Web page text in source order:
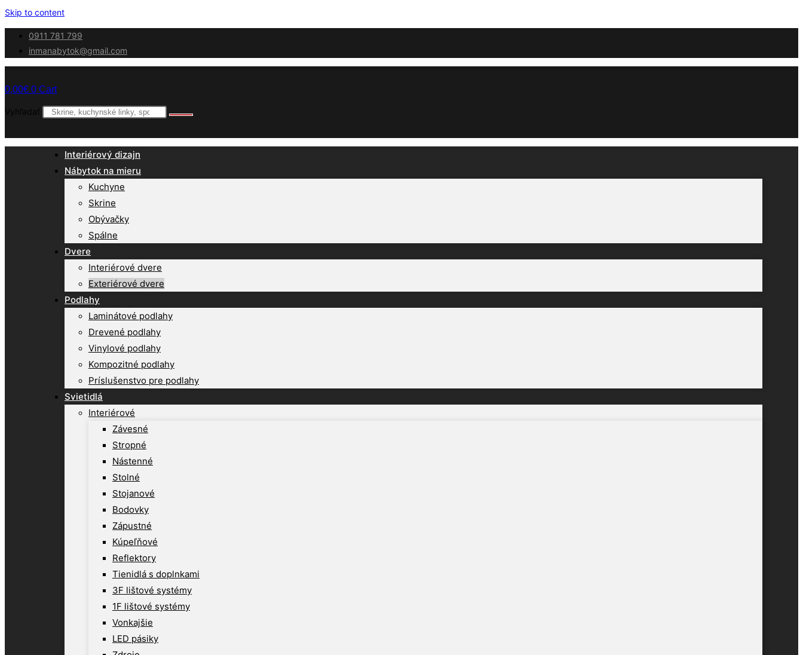
Skip to content
0911 781 799
inmanabytok@gmail.com
0,00€ 0 Cart
Vyhľadať
Interiérový dizajn
Nábytok na mieru
Kuchyne
Skrine
Obývačky
Spálne
Dvere
Interiérové dvere
Exteriérové dvere
Podlahy
Laminátové podlahy
Drevené podlahy
Vinylové podlahy
Kompozitné podlahy
Príslušenstvo pre podlahy
Svietidlá
Interiérové
Závesné
Stropné
Nástenné
Stolné
Stojanové
Bodovky
Zápustné
Kúpeľňové
Reflektory
Tienidlá s doplnkami
3F lištové systémy
1F lištové systémy
Vonkajšie
LED pásiky